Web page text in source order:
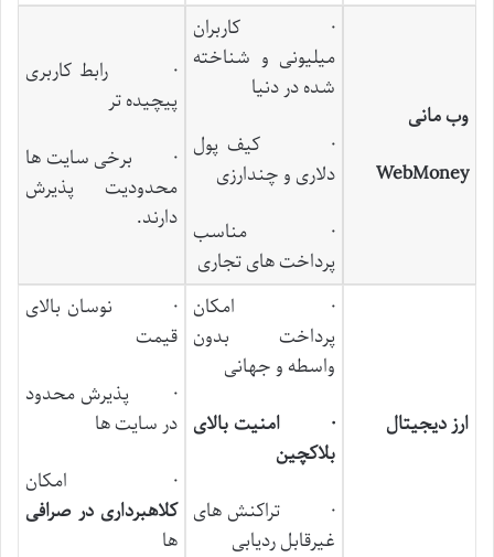
وب مانی
WebMoney
· کاربران
میلیونی و شناخته
شده در دنیا
· کیف پول
دلاری و چندارزی
· مناسب
پرداخت ‌های تجاری
· رابط کاربری
پیچیده ‌تر
· برخی سایت‌ ها
محدودیت پذیرش
دارند.
ارز دیجیتال
· امکان
پرداخت بدون
واسطه و جهانی
· امنیت بالای
بلاکچین
· تراکنش ‌های
غیرقابل ردیابی
· نوسان بالای
قیمت
· پذیرش محدود
در سایت ‌ها
· امکان
کلاهبرداری در صرافی‌
ها